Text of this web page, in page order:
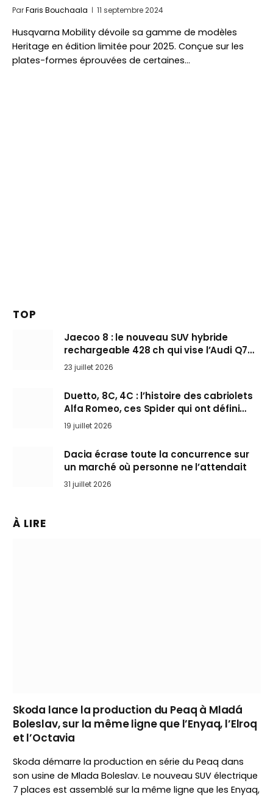
ParFaris Bouchaala 11 septembre 2024
Husqvarna Mobility dévoile sa gamme de modèles
Heritage en édition limitée pour 2025. Conçue sur les
plates-formes éprouvées de certaines…
TOP
Jaecoo 8 : le nouveau SUV hybride
rechargeable 428 ch qui vise l’Audi Q7
arrive en Europe cet automne
23 juillet 2026
Duetto, 8C, 4C : l’histoire des cabriolets
Alfa Romeo, ces Spider qui ont défini
l’art de rouler cheveux au vent
19 juillet 2026
Dacia écrase toute la concurrence sur
un marché où personne ne l’attendait
31 juillet 2026
À LIRE
Skoda lance la production du Peaq à Mladá
Boleslav, sur la même ligne que l’Enyaq, l’Elroq
et l’Octavia
Skoda démarre la production en série du Peaq dans
son usine de Mlada Boleslav. Le nouveau SUV électrique
7 places est assemblé sur la même ligne que les Enyaq,